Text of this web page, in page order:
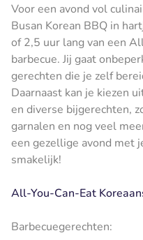
Voor een avond vol
Busan Korean BBQ in
of 2,5 uur lang van een
barbecue. Jij gaat
gerechten die je zelf
Daarnaast kan je kiezen
en diverse bijgerechten,
garnalen en nog veel
een gezellige avond met
smakelijk!
All-You-Can-Eat
Barbecuegerechten: